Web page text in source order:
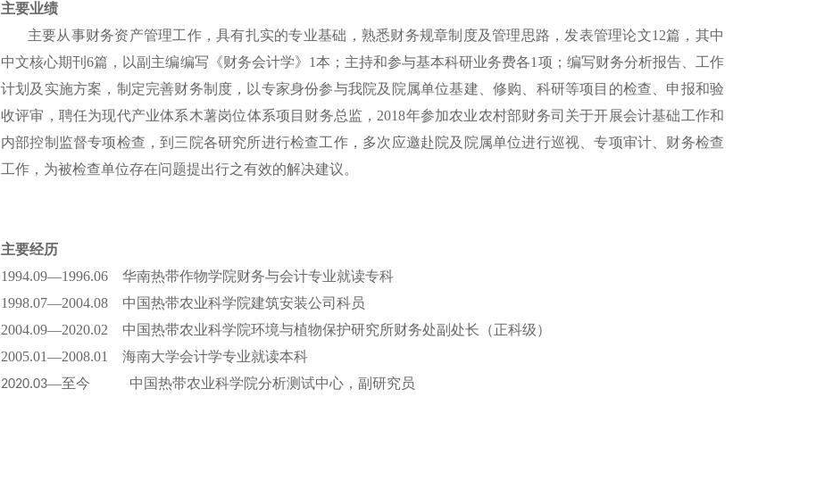
主要业绩
主要从事财务资产管理工作，具有扎实的专业基础，熟悉财务规章制度及管理思路，发表管理论文12篇，其中
中文核心期刊6篇，以副主编编写《财务会计学》1本；主持和参与基本科研业务费各1项；编写财务分析报告、工作
计划及实施方案，制定完善财务制度，以专家身份参与我院及院属单位基建、修购、科研等项目的检查、申报和验
收评审，聘任为现代产业体系木薯岗位体系项目财务总监，2018年参加农业农村部财务司关于开展会计基础工作和
内部控制监督专项检查，到三院各研究所进行检查工作，多次应邀赴院及院属单位进行巡视、专项审计、财务检查
工作，为被检查单位存在问题提出行之有效的解决建议。
主要经历
1994.09—1996.06 华南热带作物学院财务与会计专业就读专科
1998.07—2004.08 中国热带农业科学院建筑安装公司科员
2004.09—2020.02 中国热带农业科学院环境与植物保护研究所财务处副处长（正科级）
2005.01—2008.01 海南大学会计学专业就读本科
2020.03—至今 中国热带农业科学院分析测试中心，副研究员